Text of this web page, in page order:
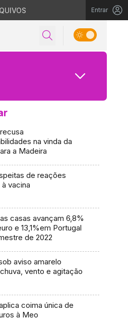
Entrar
na vinda da
a Madeira
de reações
vacina
casas avançam 6,8%
e 13,1%em Portugal
de 2022
aviso amarelo
vento e agitação
coima única de
à Meo